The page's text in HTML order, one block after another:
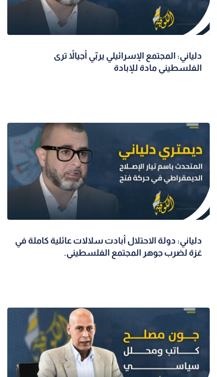
دلياني: المجتمع الإسرائيلي يربّي أجيالاً ترى
الفلسطيني مادة للإبادة
دلياني: دولة الاحتلال أبادت سلالات عائلية كاملة في
غزة لضرب جوهر المجتمع الفلسطيني.